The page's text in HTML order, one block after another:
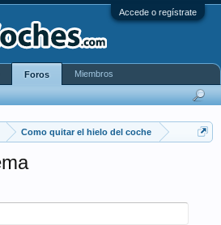
Accede o regístrate
Como quitar el hielo del coche
Foros Miembros